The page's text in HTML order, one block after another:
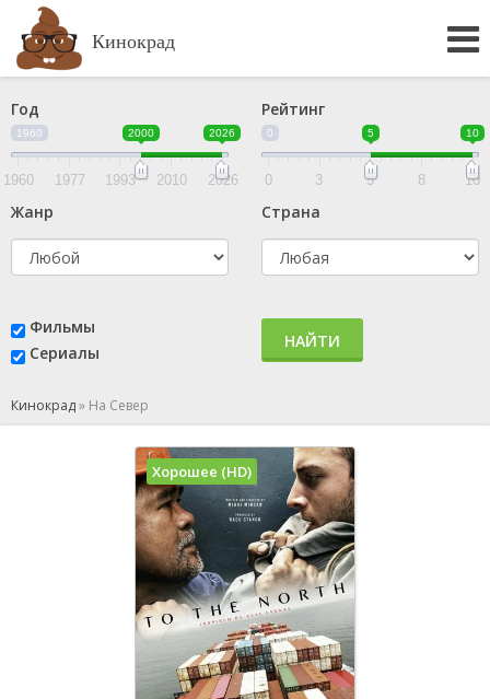
Кинокрад
Год
1960 2000 2026
1960 1977 1993 2010 2026
Рейтинг
0 5 10
0 3 5 8 10
Жанр Страна
Фильмы
Сериалы
НАЙТИ
Кинокрад» На Север
Хорошее (HD)